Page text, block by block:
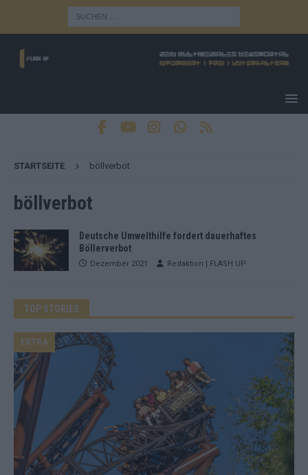
STARTSEITE böllverbot
böllverbot
Deutsche Umwelthilfe fordert dauerhaftes
Böllerverbot
Dezember 2021 Redaktion | FLASH UP
TOP STORIES
EXTRA